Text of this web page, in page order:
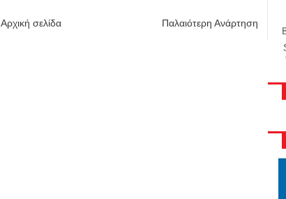
Παλαιότερη Ανάρτηση
Αρχική σελίδα